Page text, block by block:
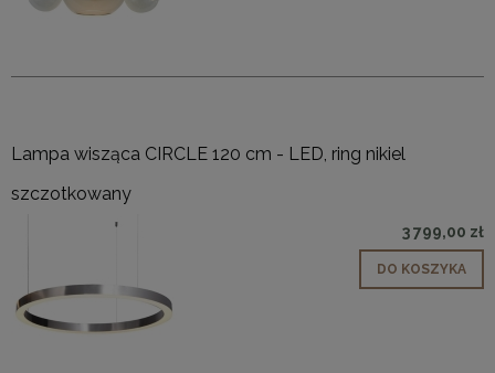
Lampa wisząca CIRCLE 120 cm - LED, ring nikiel
szczotkowany
3 799,00 zł
DO KOSZYKA